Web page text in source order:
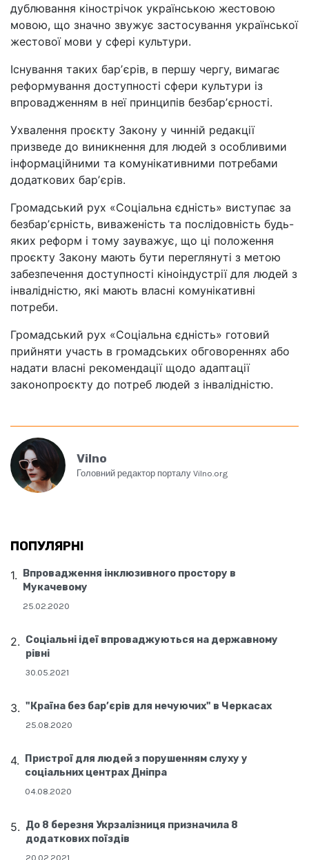
дублювання кінострічок українською жестовою
мовою, що значно звужує застосування української
жестової мови у сфері культури.
Існування таких барʼєрів, в першу чергу, вимагає
реформування доступності сфери культури із
впровадженням в неї принципів безбарʼєрності.
Ухвалення проєкту Закону у чинній редакції
призведе до виникнення для людей з особливими
інформаційними та комунікативними потребами
додаткових барʼєрів.
Громадський рух «Соціальна єдність» виступає за
безбарʼєрність, виваженість та послідовність будь-
яких реформ і тому зауважує, що ці положення
проєкту Закону мають бути переглянуті з метою
забезпечення доступності кіноіндустрії для людей з
інвалідністю, які мають власні комунікативні
потреби.
Громадський рух «Соціальна єдність» готовий
прийняти участь в громадських обговореннях або
надати власні рекомендації щодо адаптації
законопроєкту до потреб людей з інвалідністю.
Vilno
Головний редактор порталу Vilno.org
ПОПУЛЯРНІ
Впровадження інклюзивного простору в
Мукачевому
25.02.2020
Соціальні ідеї впроваджуються на державному
рівні
30.05.2021
"Країна без бар’єрів для нечуючих" в Черкасах
25.08.2020
Пристрої для людей з порушенням слуху у
соціальних центрах Дніпра
04.08.2020
До 8 березня Укрзалізниця призначила 8
додаткових поїздів
20.02.2021